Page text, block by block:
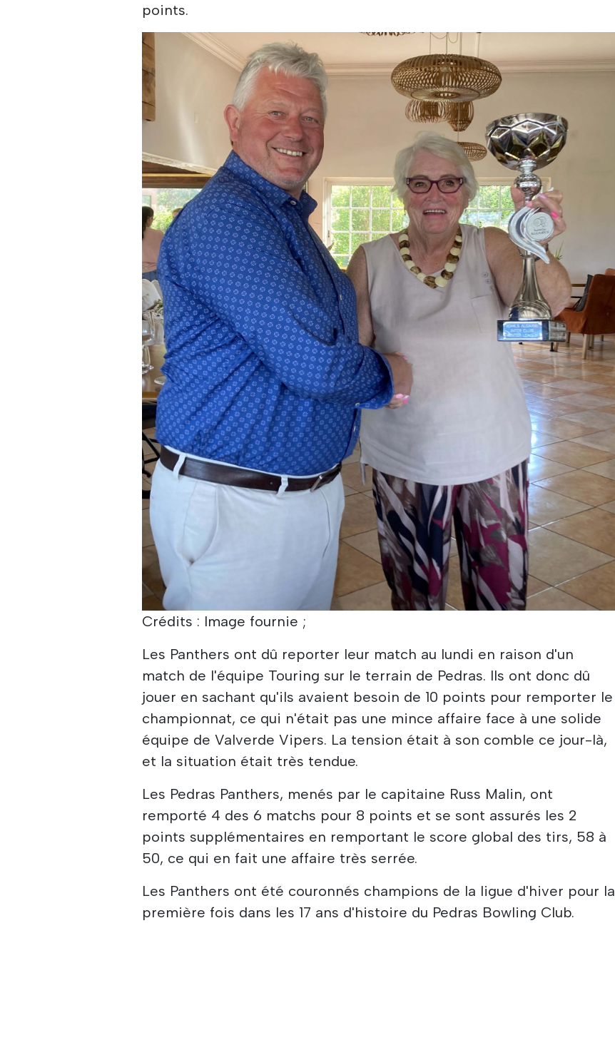
points.
Crédits : Image fournie ;
Les Panthers ont dû reporter leur match au lundi en raison d'un
match de l'équipe Touring sur le terrain de Pedras. Ils ont donc dû
jouer en sachant qu'ils avaient besoin de 10 points pour remporter le
championnat, ce qui n'était pas une mince affaire face à une solide
équipe de Valverde Vipers. La tension était à son comble ce jour-là,
et la situation était très tendue.
Les Pedras Panthers, menés par le capitaine Russ Malin, ont
remporté 4 des 6 matchs pour 8 points et se sont assurés les 2
points supplémentaires en remportant le score global des tirs, 58 à
50, ce qui en fait une affaire très serrée.
Les Panthers ont été couronnés champions de la ligue d'hiver pour la
première fois dans les 17 ans d'histoire du Pedras Bowling Club.